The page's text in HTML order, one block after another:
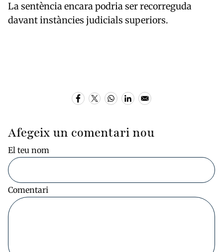
La sentència encara podria ser recorreguda
davant instàncies judicials superiors.
Afegeix un comentari nou
El teu nom
Comentari